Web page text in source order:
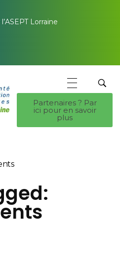
Lorraine
Partenaires ? Par
ici pour en savoir
plus